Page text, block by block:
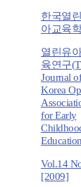
한국열
아교육
열린유
육연구
Journal of
Korea
for Early
Vol.14
[2009]